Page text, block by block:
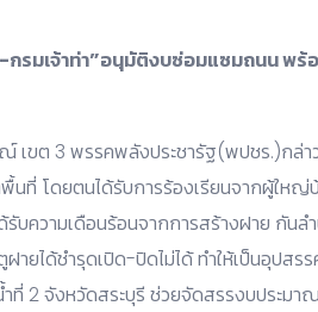
รมเจ้าท่า”อนุมัติงบซ่อมแซมถนน พร้
ขต 3 พรรคพลังประชารัฐ(พปชร.)กล่าว
นที่ โดยตนได้รับการร้องเรียนจากผู้ใหญ่
รับความเดือนร้อนจากการสร้างฝาย กัน
ยได้ชำรุดเปิด-ปิดไม่ได้ ทำให้เป็นอุปสร
ำที่ 2 จังหวัดสระบุรี ช่วยจัดสรรงบประม